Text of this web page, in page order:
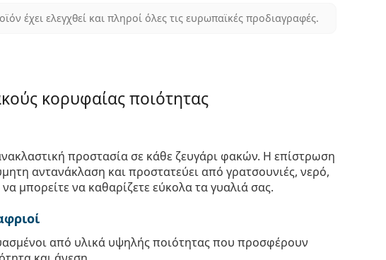
έχει ελεγχθεί και πληροί όλες τις ευρωπαϊκές προδιαγραφές.
κορυφαίας ποιότητας
προστασία σε κάθε ζευγάρι φακών. Η επίστρωση
αντανάκλαση και προστατεύει από γρατσουνιές, νερό,
μπορείτε να καθαρίζετε εύκολα τα γυαλιά σας.
από υλικά υψηλής ποιότητας που προσφέρουν